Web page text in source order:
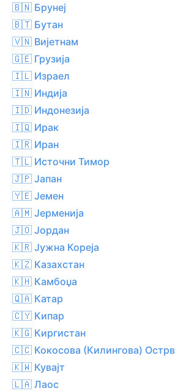
🇧🇳 Брунеј
🇧🇹 Бутан
🇻🇳 Вијетнам
🇬🇪 Грузија
🇮🇱 Израел
🇮🇳 Индија
🇮🇩 Индонезија
🇮🇶 Ирак
🇮🇷 Иран
🇹🇱 Источни Тимор
🇯🇵 Јапан
🇾🇪 Јемен
🇦🇲 Јерменија
🇯🇴 Јордан
🇰🇷 Јужна Кореја
🇰🇿 Казахстан
🇰🇭 Камбоџа
🇶🇦 Катар
🇨🇾 Кипар
🇰🇬 Киргистан
🇨🇨 Кокосова (Килингова)
🇰🇼 Кувајт
🇱🇦 Лаос